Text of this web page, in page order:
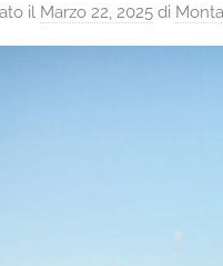
il Marzo 22, 2025 di